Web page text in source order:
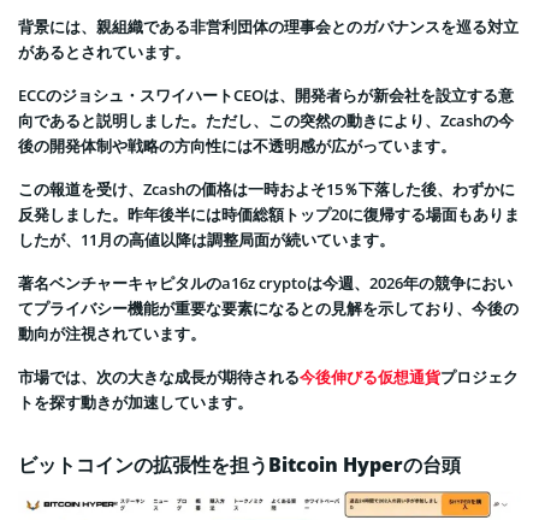
背景には、親組織である非営利団体の理事会とのガバナンスを巡る対立
があるとされています。
ECCのジョシュ・スワイハートCEOは、開発者らが新会社を設立する意
向であると説明しました。ただし、この突然の動きにより、Zcashの今
後の開発体制や戦略の方向性には不透明感が広がっています。
この報道を受け、Zcashの価格は一時およそ15％下落した後、わずかに
反発しました。昨年後半には時価総額トップ20に復帰する場面もありま
したが、11月の高値以降は調整局面が続いています。
著名ベンチャーキャピタルのa16z cryptoは今週、2026年の競争におい
てプライバシー機能が重要な要素になるとの見解を示しており、今後の
動向が注視されています。
市場では、次の大きな成長が期待される今後伸びる仮想通貨プロジェク
トを探す動きが加速しています。
ビットコインの拡張性を担うBitcoin Hyperの台頭